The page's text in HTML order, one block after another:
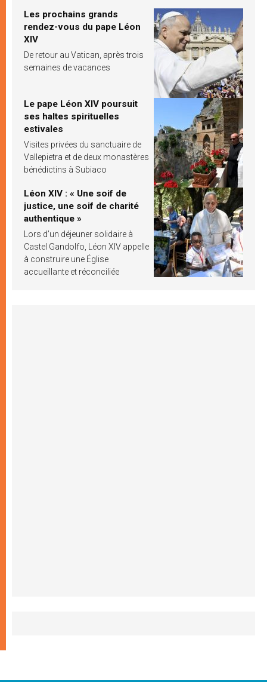
Les prochains grands
rendez-vous du pape Léon
XIV
De retour au Vatican, après trois
semaines de vacances
Le pape Léon XIV poursuit
ses haltes spirituelles
estivales
Visites privées du sanctuaire de
Vallepietra et de deux monastères
bénédictins à Subiaco
Léon XIV : « Une soif de
justice, une soif de charité
authentique »
Lors d’un déjeuner solidaire à
Castel Gandolfo, Léon XIV appelle
à construire une Église
accueillante et réconciliée